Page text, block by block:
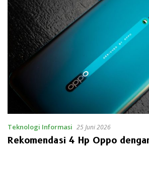
Teknologi Informasi 25 Juni 2026
Rekomendasi 4 Hp Oppo